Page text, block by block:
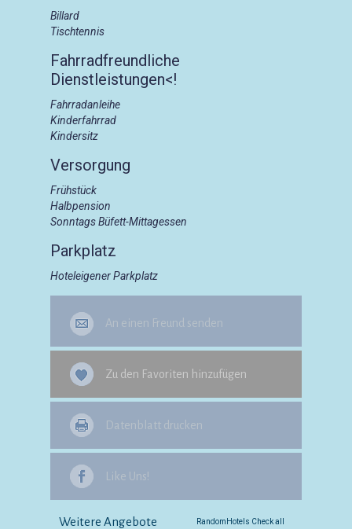
Billard
Tischtennis
Fahrradfreundliche
Dienstleistungen<!
Fahrradanleihe
Kinderfahrrad
Kindersitz
Versorgung
Frühstück
Halbpension
Sonntags Büfett-Mittagessen
Parkplatz
Hoteleigener Parkplatz
An einen Freund senden
Zu den Favoriten hinzufügen
Datenblatt drucken
Like Uns!
Weitere Angebote RandomHotels Check all